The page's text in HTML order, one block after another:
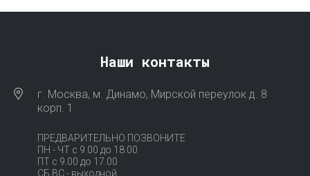
Наши контакты
г. Москва, м. Динамо, Мирской переулок д. 8
корп. 1
ПРЕДВАРИТЕЛЬНО ПОЗВОНИТЕ
ПН - ЧТ с 9.00 до 18.00
ПТ с 9.00 до 17.00
СБ ВС - выходной